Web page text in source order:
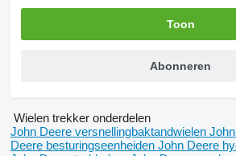
Toon
Abonneren
Wielen trekker onderdelen
John Deere versnellingbaktandwielen
Deere besturingseenheiden John Deere